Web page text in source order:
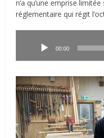
n’a qu’une emprise
réglementaire qui régit
00:00